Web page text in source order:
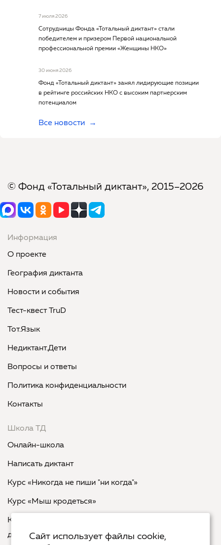
7 июля 2026
Сотрудницы Фонда «Тотальный диктант» стали
победителем и призером Первой национальной
профессиональной премии «Женщины НКО»
30 июня 2026
Фонд «Тотальный диктант» занял лидирующие позиции
в рейтинге российских НКО с высоким партнерским
потенциалом
Все новости
© Фонд «Тотальный диктант», 2015–2026
Информация
О проекте
География диктанта
Новости и события
Тест-квест TruD
Тот.Язык
Недиктант.Дети
Вопросы и ответы
Политика конфиденциальности
Контакты
Школа ТД
Онлайн-школа
Написать диктант
Курс «Никогда не пиши "ни когда"»
Курс «Мыш кродеться»
Курс «Русская пунктуация: болевые точки... и
двоеточия»Сайт использует файлы cookie,